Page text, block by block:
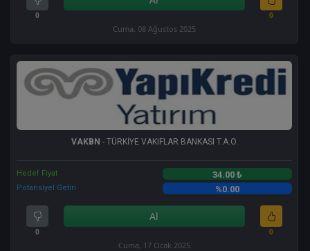
0 0
Cuma, 08 Ağustos 2025
VAKBN - TÜRKİYE VAKIFLAR BANKASI T.A.O.
Hedef Fiyat 34.00 ₺
Potansiyel Getiri %0.00
0
Al
0
Cuma, 17 Ocak 2025